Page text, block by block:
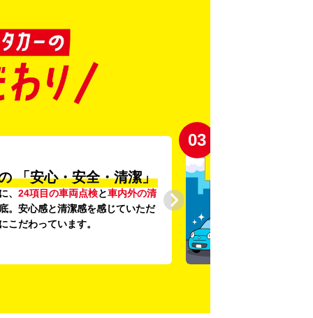
録から4年未満の
い車がいっぱい♪
満の新しいクルマを多数導入し、
供を追求しています。もちろん追
。
04